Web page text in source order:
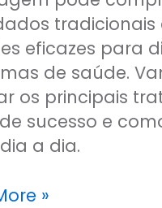
tradicionais
eficazes para
de saúde.
os principais
sucesso e
a dia.
»